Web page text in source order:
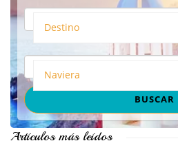
Destino
Naviera
Artículos más leídos